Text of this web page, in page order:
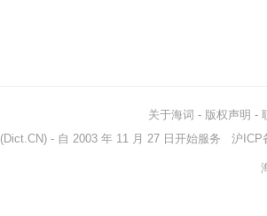
关于海词 - 版权声明 -
(Dict.CN) - 自 2003 年 11 月 27 日开始服务 沪ICP